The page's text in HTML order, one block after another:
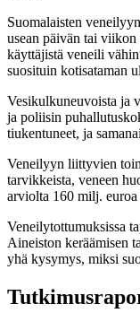
Suomalaisten
usean päivän tai
käyttäjistä veneili
suosituin kotisataman
Vesikulkuneuvoista ja
ja poliisin
tiukentuneet, ja
Veneilyyn liittyvien
tarvikkeista, veneen
arviolta 160 milj. euroa
Veneilytottumuksissa
Aineiston keräämisen
yhä kysymys, miksi